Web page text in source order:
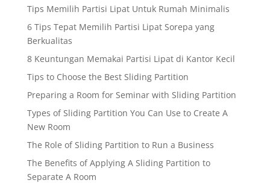
Tips Memilih Partisi Lipat Untuk Rumah Minimalis
6 Tips Tepat Memilih Partisi Lipat Sorepa yang
Berkualitas
8 Keuntungan Memakai Partisi Lipat di Kantor Kecil
Tips to Choose the Best Sliding Partition
Preparing a Room for Seminar with Sliding Partition
Types of Sliding Partition You Can Use to Create A
New Room
The Role of Sliding Partition to Run a Business
The Benefits of Applying A Sliding Partition to
Separate A Room